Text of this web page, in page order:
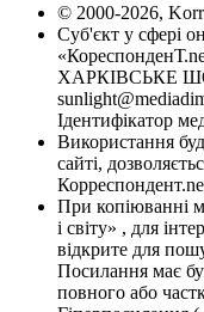
© 2000-2026,
Суб'єкт у сфері
ХАРКІВСЬКЕ
Ідентифікатор
Використання
сайті,
При копіюванні
і світу» , для
відкрите для
Посилання має
повного або